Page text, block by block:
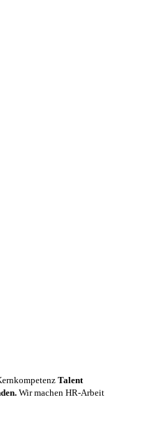
Talent
Wir machen HR-Arbeit